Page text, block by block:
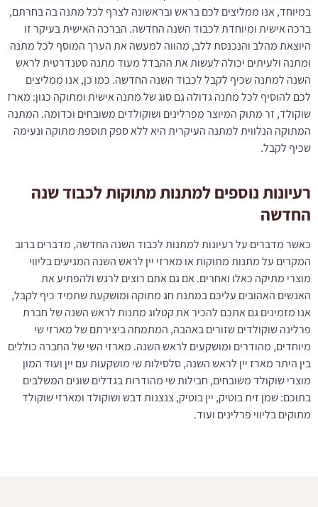
במיוחד, אנו ממליצים לכם בראש ובראשונה לצרף לכל מתנה בה בחרתם,
ברכה אישית ומיוחדת לכבוד השנה החדשה. הברכה האישית בעיקר זו
היוצאת מהלב והנכנסת ללב, מהווה למעשה את הערך המוסף לכל מתנה
ומתנה ולעיתים יכולה לעשות את ההבדל מעוד מתנה סטנדרטית לראש
השנה למתנה שכיף לקבל לכבוד השנה החדשה. כמו כן, אנו ממליצים
לכם להוסיף לכל מתנה גדולה גם סוג של מתנה אישית ומתוקה כגון: מארז
שוקולד, זר מתוק המיוצר מפרלינים ושוקולדים משובחים וכדומה. המתנה
המתוקה הנלווית למתנה העיקרית היא ללא ספק תוספת מתוקה ונעימה
שכיף לקבל.
רעיונות נוספים למתנות מתוקות לכבוד שנה
החדשה
כאשר מדברים על רעיונות למתנות לכבוד השנה החדשה, מדברים ברוב
המקרים על מתנות מתוקות או מארזי יין לראש השנה המגיעים בליווי
מוצרי מתיקה כאלו ואחרים. אם גם אתם רוצים לרגש ולהפתיע את
האנשים האהובים עליכם במתנת חג מתוקה ומושקעת שתמיד כיף לקבל,
אנו מזמינים גם אתכם להכיר את קטלוג מתנות לראש השנה של חברת
פרלינה שוקולדים שזורים באהבה, המתמחה ביצירתם של מארזי שי
מיוחדים, מהודרים ומושקעים לראש השנה. מארזי השי של החברה כוללים
בין היתר מארז יין לראש השנה, סלסילות שי מושקעות עם יין ועוד המון
מוצרי שוקולד משובחים, חבילות שי מהודרות בגדלים שונים המשלבים
בתוכם: שמן זית בוטיק, יין בוטיק, צנצנות דבש ושוקולד ומארזי שוקולד
מתוקים בליווי פרלינים ועוד.